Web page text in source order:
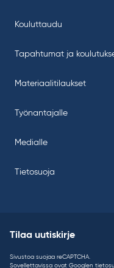
Kouluttaudu
Tapahtumat ja
Materiaalitilaukset
Työnantajalle
Medialle
Tietosuoja
Tilaa uutiskirje
Sivustoa suojaa reCAPTCHA.
Sovellettavissa ovat Googlen